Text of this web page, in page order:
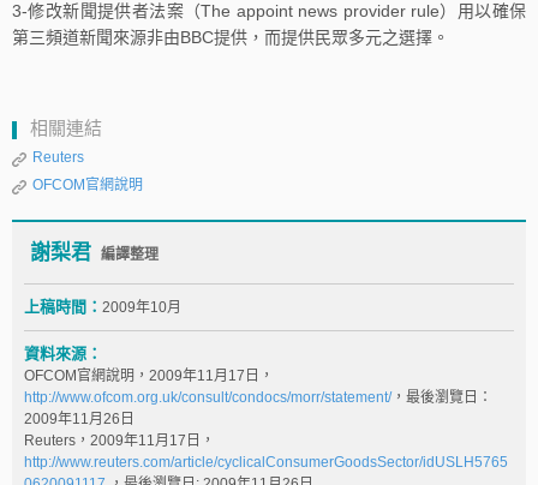
3-修改新聞提供者法案（The appoint news provider rule）用以確保
第三頻道新聞來源非由BBC提供，而提供民眾多元之選擇。
相關連結
Reuters
OFCOM官網說明
謝梨君 編譯整理
上稿時間： 2009年10月
資料來源：
OFCOM官網說明，2009年11月17日，
http://www.ofcom.org.uk/consult/condocs/morr/statement/，最後瀏覽日：
2009年11月26日
Reuters，2009年11月17日，
http://www.reuters.com/article/cyclicalConsumerGoodsSector/idUSLH5765